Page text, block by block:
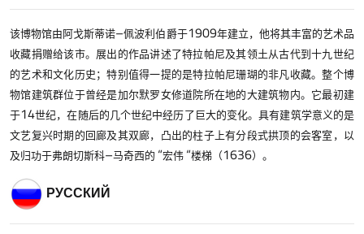
该博物馆由阿戈斯蒂诺–佩波利伯爵于1909年建立，他将其丰富的艺术品
收藏捐赠给该市。展出的作品讲述了特拉帕尼及其领土从古代到十九世纪
的艺术和文化历史；特别值得一提的是特拉帕尼珊瑚的非凡收藏。整个博
物馆建筑群位于曾经是加尔默罗女修道院所在地的大建筑物内。它最初建
于14世纪，在随后的几个世纪中经历了巨大的变化。具有建筑学意义的是
文艺复兴时期的回廊及其双廊，凸出的柱子上有分段式拱顶的会客室，以
及归功于弗朗切斯科–马奇西的 “宏伟 “楼梯（ 1636）。
РУССКИЙ